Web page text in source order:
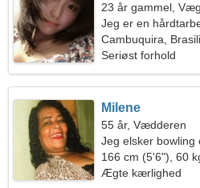
23 år gammel,
Jeg er en
Cambuquira,
Seriøst forhold
Milene
55 år, Vædderen
Jeg elsker bowling
166 cm (5'6"), 60
Ægte kærlighed